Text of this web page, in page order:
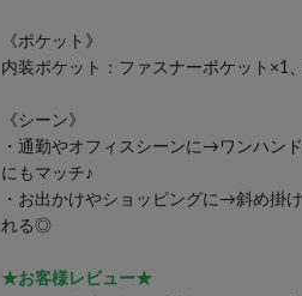
《ポケット》
内装ポケット：ファスナーポケット×1
《シーン》
・通勤やオフィスシーンに→ワンハン
にもマッチ♪
・お出かけやショッピングに→斜め掛
れる◎
★お客様レビュー★